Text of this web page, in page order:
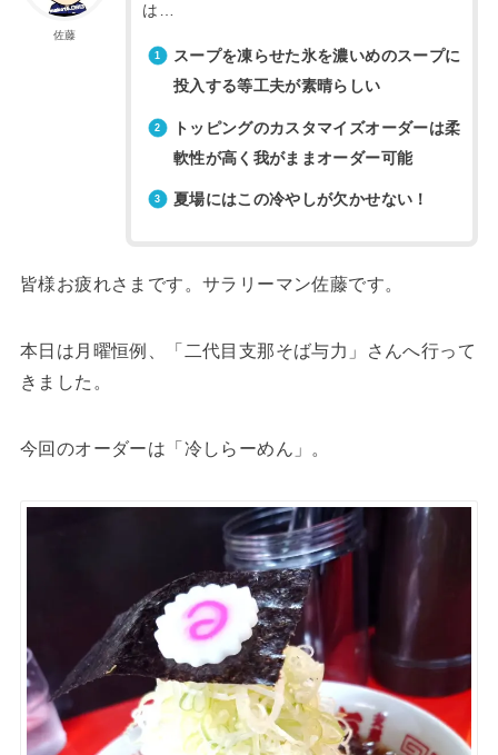
佐藤
は…
スープを凍らせた氷を濃いめのスープに
投入する等工夫が素晴らしい
トッピングのカスタマイズオーダーは柔
軟性が高く我がままオーダー可能
夏場にはこの冷やしが欠かせない！
皆様お疲れさまです。サラリーマン佐藤です。
本日は月曜恒例、「二代目支那そば与力」さんへ行って
きました。
今回のオーダーは「冷しらーめん」。